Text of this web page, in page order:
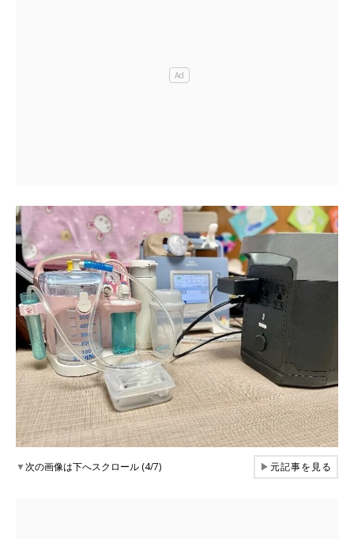
▼次の画像は下へスクロール (4/7) ▶元記事を見る